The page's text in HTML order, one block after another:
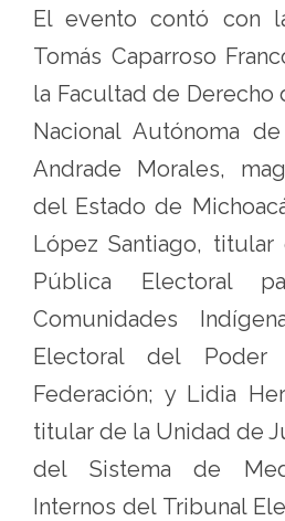
El evento contó con
Tomás Caparroso
la Facultad de Derecho
Nacional Autónoma
Andrade Morales,
del Estado de
López Santiago,
Pública Electoral
Comunidades
Electoral del
Federación; y Lidia
titular de la Unidad de
del Sistema de
Internos del Tribunal